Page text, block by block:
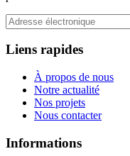
Liens rapides
À propos de nous
Notre actualité
Nos projets
Nous contacter
Informations